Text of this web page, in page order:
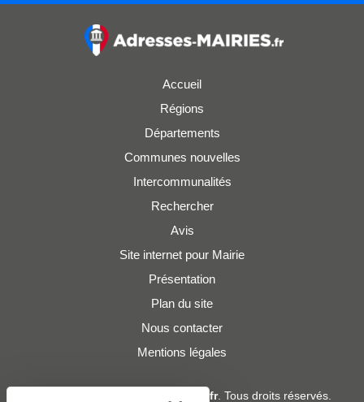
Accueil
Régions
Départements
Communes nouvelles
Intercommunalités
Rechercher
Avis
Site internet pour Mairie
Présentation
Plan du site
Nous contacter
Mentions légales
Adresses-Mairies.fr. Tous droits réservés.